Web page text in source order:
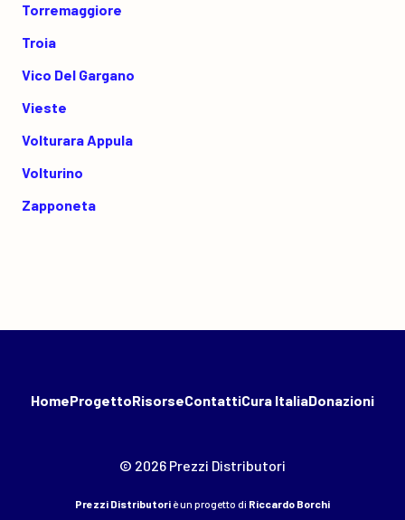
Torremaggiore
Troia
Vico Del Gargano
Vieste
Volturara Appula
Volturino
Zapponeta
HomeProgettoRisorseContattiCura ItaliaDonazioni
© 2026 Prezzi Distributori
Prezzi Distributori è un progetto di Riccardo Borchi